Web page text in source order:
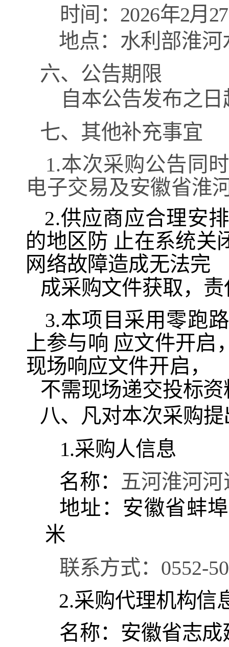
时间： 2026年2月 27
地点：水利部淮
六、公告期限
自本公告发布之日
七、其他补充事宜
1.本次采购公告同
电子交易及安徽省淮
2.供应商应合理安
的地区防 止在系统关
网络故障造成无法完
成采购文件获取，
3.本项目采用零跑
上参与响 应文件开启
现场响应文件开启，
不需现场递交投标资
八、凡对本次采购
1.采购人信息
名称： 五河淮河
地址： 安徽省蚌
米
联系方式： 0552-
2.采购代理机构信
名称： 安徽省志